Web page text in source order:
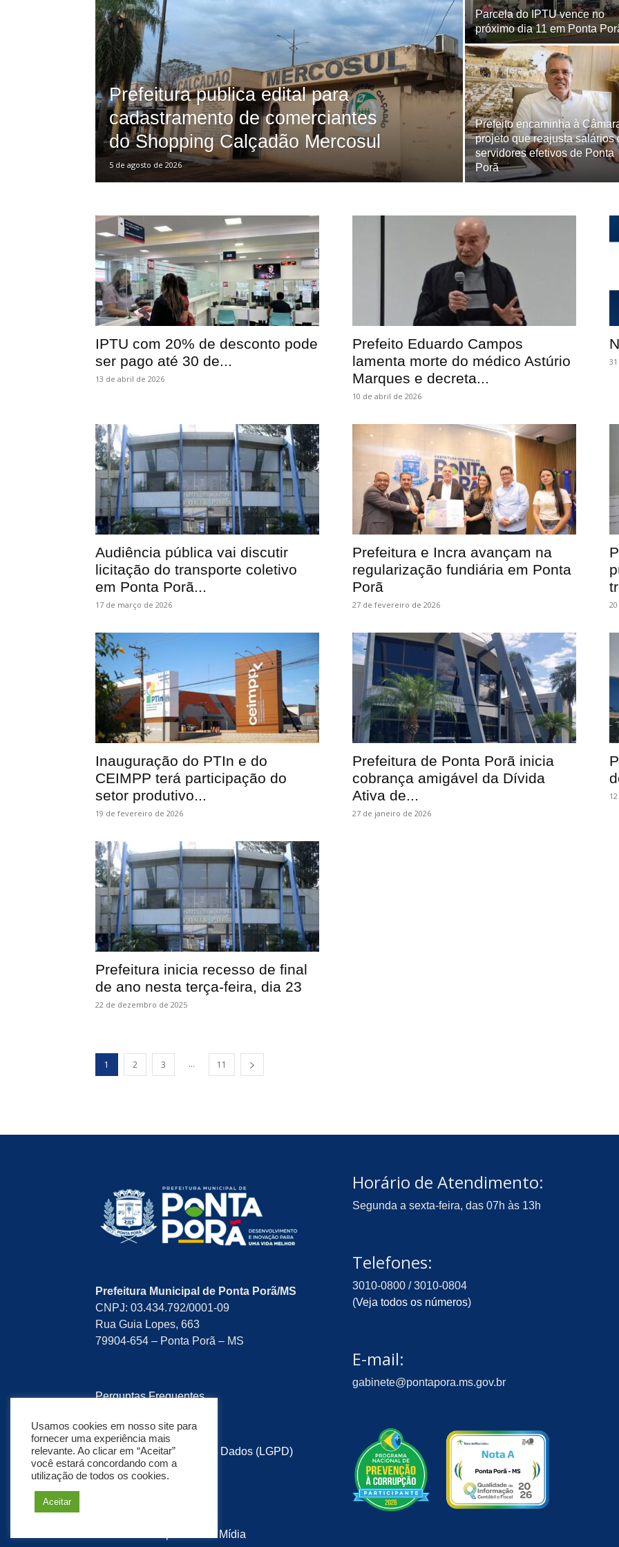
Porã
Prefeitura publica edital para
cadastramento de comerciantes
do Shopping Calçadão Mercosul
5 de agosto de 2026
Parcela do IPTU vence no
próximo dia 11 em Ponta
Prefeito encaminha à
projeto que reajusta salários
servidores efetivos de Ponta
Porã
IPTU com 20% de desconto pode
ser pago até 30 de...
13 de abril de 2026
Prefeito Eduardo Campos
lamenta morte do médico Astúrio
Marques e decreta...
10 de abril de 2026
Audiência pública vai discutir
licitação do transporte coletivo
em Ponta Porã...
17 de março de 2026
Prefeitura e Incra avançam na
regularização fundiária em Ponta
Porã
27 de fevereiro de 2026
Inauguração do PTIn e do
CEIMPP terá participação do
setor produtivo...
19 de fevereiro de 2026
Prefeitura de Ponta Porã inicia
cobrança amigável da Dívida
Ativa de...
27 de janeiro de 2026
Prefeitura inicia recesso de final
de ano nesta terça-feira, dia 23
22 de dezembro de 2025
1 2 3 ... 11
Prefeitura Municipal de Ponta Porã/MS
CNPJ: 03.434.792/0001-09
Rua Guia Lopes, 663
79904-654 – Ponta Porã – MS
Perguntas Frequentes
Pesquisa de Satisfação
Lei Geral de Proteção de Dados (LGPD)
Política de Privacidade
Soma Mídia
Horário de Atendimento:
Segunda a sexta-feira, das 07h às 13h
Telefones:
3010-0800 / 3010-0804
(Veja todos os números)
E-mail:
gabinete@pontapora.ms.gov.br
Usamos cookies em nosso site para
fornecer uma experiência mais
relevante. Ao clicar em “Aceitar”
você estará concordando com a
utilização de todos os cookies.
Aceitar